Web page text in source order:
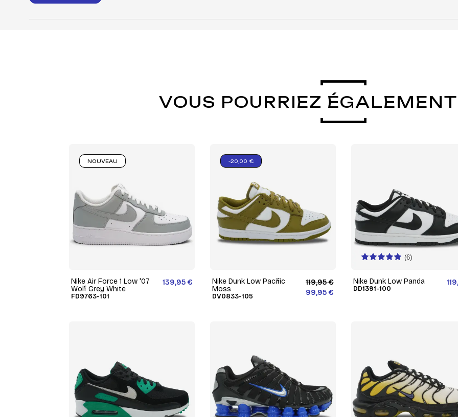
VOUS POURRIEZ
Nike Air Force 1 Low '07
Wolf Grey White
FD9763-101
139,95 €
NOUVEAU
Nike Dunk Low Pacific
Moss
DV0833-105
119,95 €
99,95 €
-20,00 €
(6)
Nike Dunk Low Panda
DD1391-100